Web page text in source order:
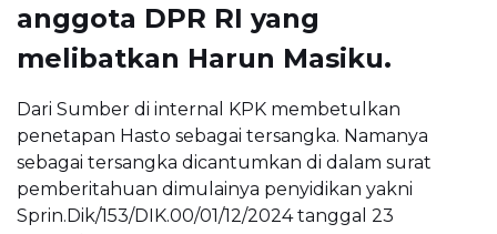
anggota DPR RI yang
melibatkan Harun Masiku.
Dari Sumber di internal KPK membetulkan
penetapan Hasto sebagai tersangka. Namanya
sebagai tersangka dicantumkan di dalam surat
pemberitahuan dimulainya penyidikan yakni
Sprin.Dik/153/DIK.00/01/12/2024 tanggal 23